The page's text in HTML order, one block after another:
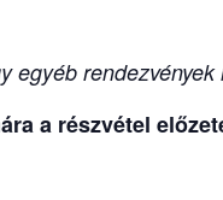
egyéb rendezvények
a részvétel